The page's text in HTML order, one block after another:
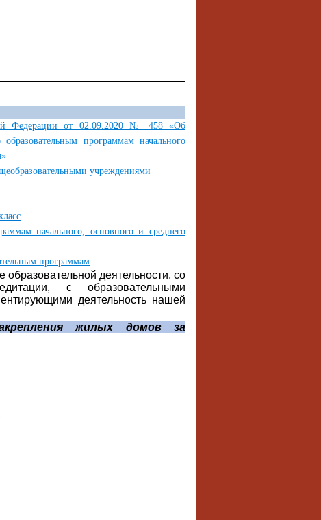
Федерации от 02.09.2020 № 458 «Об
программам начального
учреждениями
начального, основного и среднего
программам
деятельности, со
с образовательными
деятельность нашей
жилых домов за